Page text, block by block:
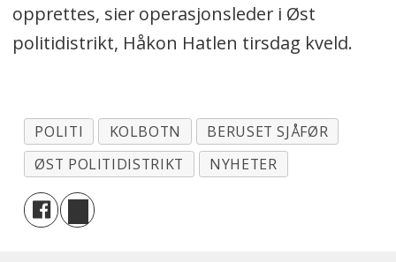
opprettes, sier operasjonsleder i Øst
politidistrikt, Håkon Hatlen tirsdag kveld.
POLITI KOLBOTN
BERUSET SJÅFØR
ØST POLITIDISTRIKT
NYHETER